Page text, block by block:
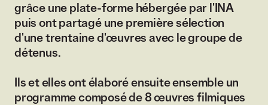
grâce une plate-forme hébergée par l'INA
puis ont partagé une première sélection
d'une trentaine d'œuvres avec le groupe de
détenus.
Ils et elles ont élaboré ensuite ensemble un
programme composé de 8 œuvres filmiques